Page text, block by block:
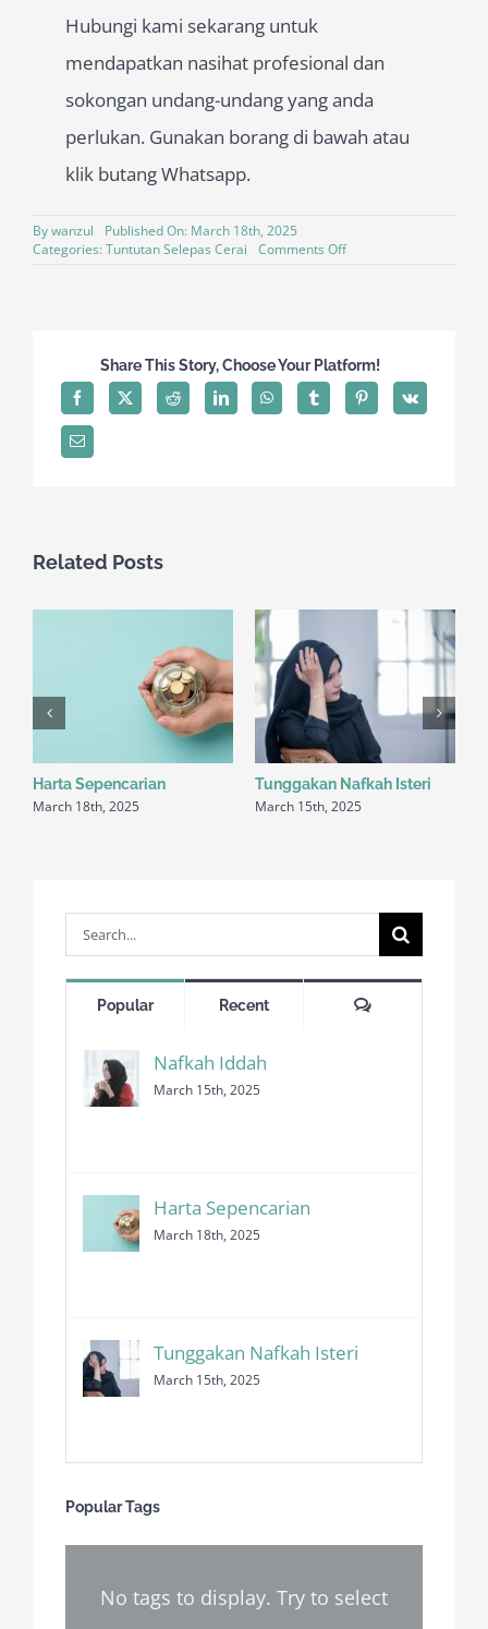
Search
Popular Recent Comments
Nafkah Iddah
March 15th, 2025
Harta Sepencarian
March 18th, 2025
Tunggakan Nafkah Isteri
March 15th, 2025
Popular Tags
No tags to display. Try to select
Hubungi kami sekarang untuk
mendapatkan nasihat profesional dan
sokongan undang-undang yang anda
perlukan. Gunakan borang di bawah atau
klik butang Whatsapp.
Bywanzul
Published On: March 18th, 2025
Categories:Tuntutan Selepas Cerai Comments Offon
Share This Story, Choose Your Platform!
Related Posts
Harta Sepencarian
March 18th, 2025
Tunggakan Nafkah Isteri
March 15th, 2025